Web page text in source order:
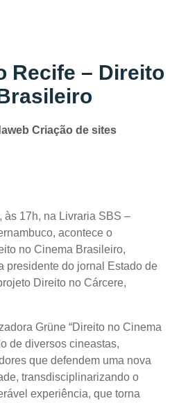
Recife – Direito
Criação de sites
às 17h, na Livraria SBS –
acontece o
no Cinema Brasileiro,
presidente do jornal Estado de
Direito no Cárcere,
Grüne “Direito no Cinema
de diversos cineastas,
que defendem uma nova
transdisciplinarizando o
experiência, que torna